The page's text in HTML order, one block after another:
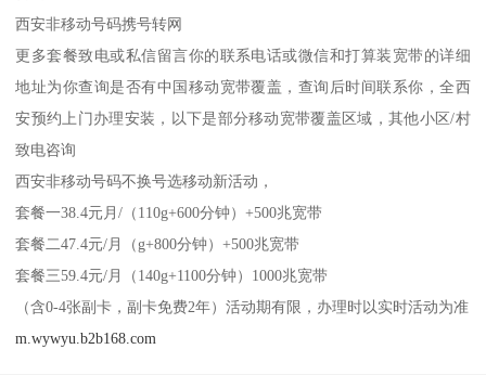
西安非移动号码携号转网
更多套餐致电或私信留言你的联系电话或微信和打算装宽带的详细
地址为你查询是否有中国移动宽带覆盖，查询后时间联系你，全西
安预约上门办理安装，以下是部分移动宽带覆盖区域，其他小区/村
致电咨询
西安非移动号码不换号选移动新活动，
套餐一38.4元月/（110g+600分钟）+500兆宽带
套餐二47.4元/月（g+800分钟）+500兆宽带
套餐三59.4元/月（140g+1100分钟）1000兆宽带
（含0-4张副卡，副卡免费2年）活动期有限，办理时以实时活动为准
m.wywyu.b2b168.com